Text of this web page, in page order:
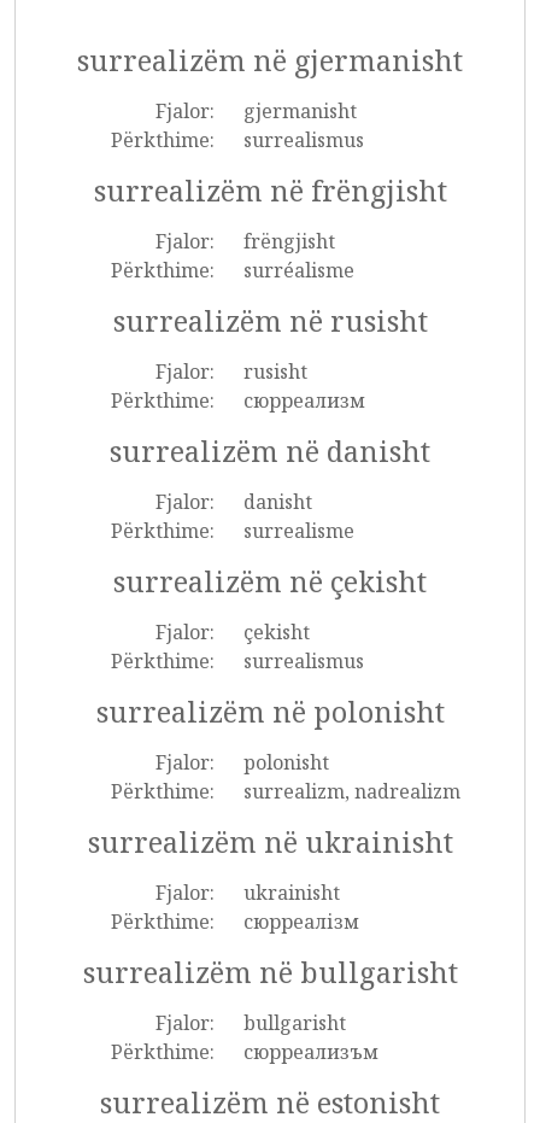
surrealizëm në gjermanisht
Fjalor:
gjermanisht
Përkthime:
surrealismus
surrealizëm në frëngjisht
Fjalor:
frëngjisht
Përkthime:
surréalisme
surrealizëm në rusisht
Fjalor:
rusisht
Përkthime:
сюрреализм
surrealizëm në danisht
Fjalor:
danisht
Përkthime:
surrealisme
surrealizëm në çekisht
Fjalor:
çekisht
Përkthime:
surrealismus
surrealizëm në polonisht
Fjalor:
polonisht
Përkthime:
surrealizm, nadrealizm
surrealizëm në ukrainisht
Fjalor:
ukrainisht
Përkthime:
сюрреалізм
surrealizëm në bullgarisht
Fjalor:
bullgarisht
Përkthime:
сюрреализъм
surrealizëm në estonisht